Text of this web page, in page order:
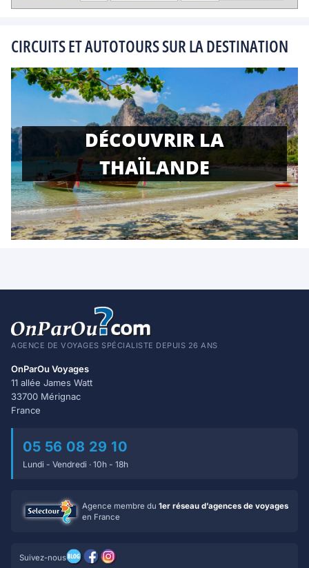
CIRCUITS ET AUTOTOURS SUR LA DESTINATION
DÉCOUVRIR LA
THAÏLANDE
AGENCE DE VOYAGES SPÉCIALISTE DEPUIS 26 ANS
OnParOu Voyages
11 allée James Watt
33700 Mérignac
France
05 56 08 29 10
Lundi - Vendredi · 10h - 18h
Agence membre du 1er réseau d’agences de voyages
en France
Suivez-nous